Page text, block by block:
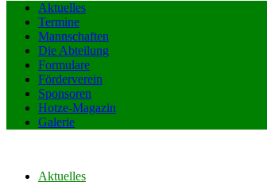
Aktuelles
Termine
Mannschaften
Die Abteilung
Formulare
Förderverein
Sponsoren
Hotze-Magazin
Galerie
Aktuelles